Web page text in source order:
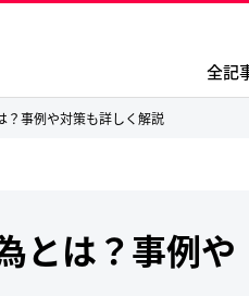
全記
？事例や対策も詳しく解説
とは？事例や